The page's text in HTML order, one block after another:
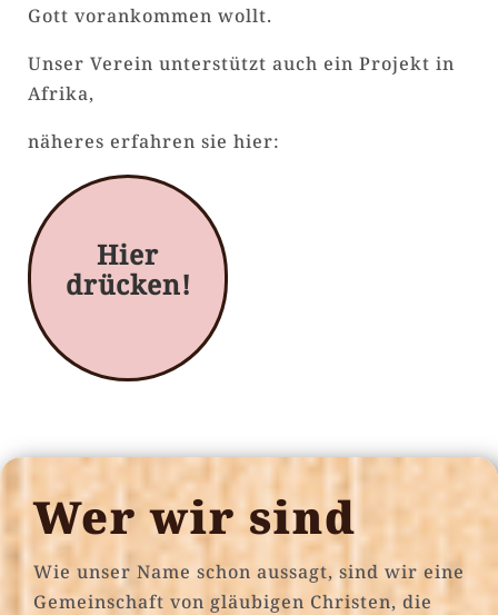
Gott vorankommen wollt.
Unser Verein unterstützt auch ein Projekt in
Afrika,
näheres erfahren sie hier:
Hier
drücken!
Wer wir sind
Wie unser Name schon aussagt, sind wir eine
Gemeinschaft von gläubigen Christen, die